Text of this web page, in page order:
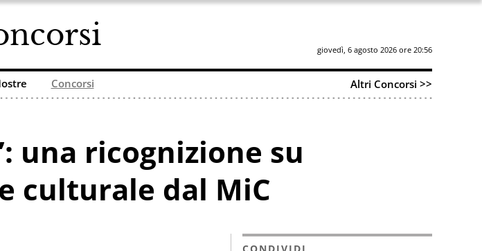
giovedì, 6 agosto 2026 ore 20:56
Concorsi Altri Concorsi >>
una ricognizione su
culturale dal MiC